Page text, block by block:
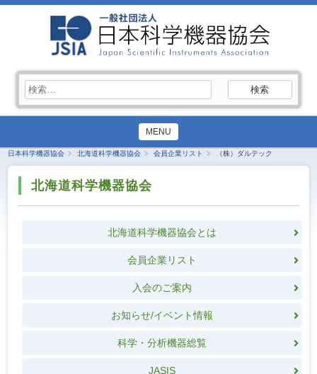
索:
MENU
日本科学機器協会 北海道科学機器協会 会員企業リスト （株）ダルテック
北海道科学機器協会
北海道科学機器協会とは
会員企業リスト
入会のご案内
お知らせ/イベント情報
科学・分析機器総覧
JASIS